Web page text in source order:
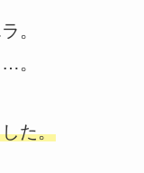
。
。
た。